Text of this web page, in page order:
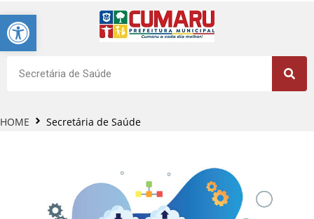
Barra de Ferramentas Aberta
HOME Secretária de Saúde